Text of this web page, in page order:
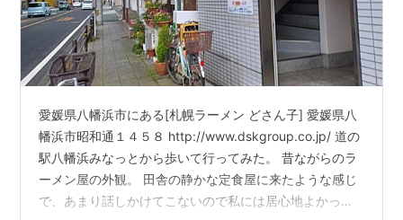
愛媛県八幡浜市にある[札幌ラーメン どさん子] 愛媛県八
幡浜市昭和通１４５８ http://www.dskgroup.co.jp/ 道の
駅八幡浜みなっとから歩いて行ってみた。 昔ながらのラ
ーメン屋の外観。 田舎の静かな定食屋に来たような感じ
で、あまり話しかけてこないので私には居心地よかっ